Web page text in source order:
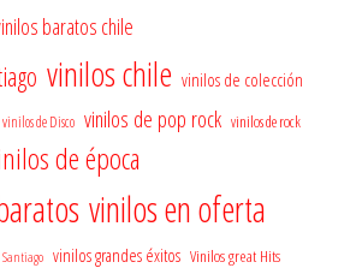
baratos chile
vinilos chile vinilos de colección
vinilos de Disco vinilos de pop rock vinilos de rock
de época
vinilos en oferta
vinilos grandes éxitos Vinilos great Hits